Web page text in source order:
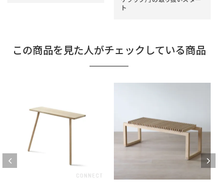
ト
この商品を見た人がチェックしている商品